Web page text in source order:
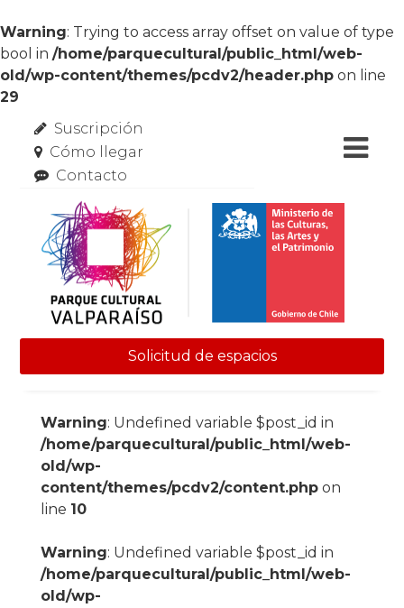
Warning: Trying to access array offset on value of type
bool in /home/parquecultural/public_html/web-
old/wp-content/themes/pcdv2/header.php on line
29
Suscripción
Cómo llegar
Contacto
Solicitud de espacios
Warning: Undefined variable $post_id in
/home/parquecultural/public_html/web-
old/wp-
content/themes/pcdv2/content.phpon
line 10
Warning: Undefined variable $post_id in
/home/parquecultural/public_html/web-
old/wp-